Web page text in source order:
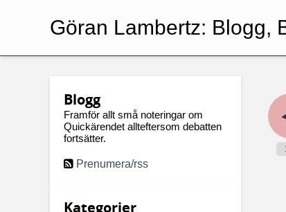
Blogg
Framför allt små noteringar om
Quickärendet allteftersom debatten
fortsätter.
Prenumera/rss
Kategorier
Göran Lambertz: Blogg,